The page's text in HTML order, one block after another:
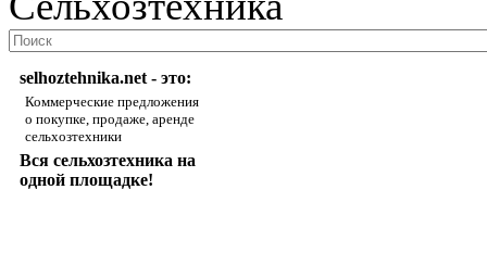
selhoztehnika.net - это:
Коммерческие предложения
о покупке, продаже, аренде
сельхозтехники
Вся сельхозтехника на
одной площадке!